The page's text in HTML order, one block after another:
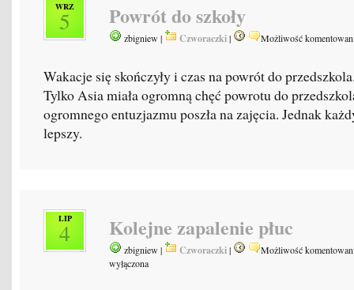
WRZ
5 Powrót do szkoły
zbigniew | Czworaczki| Możliwość
Wakacje się skończyły i czas na powrót do
Tylko Asia miała ogromną chęć powrotu do
ogromnego entuzjazmu poszła na zajęcia. Jednak
lepszy.
LIP
4 Kolejne zapalenie płuc
zbigniew | Czworaczki|
Możliwość
wyłączona